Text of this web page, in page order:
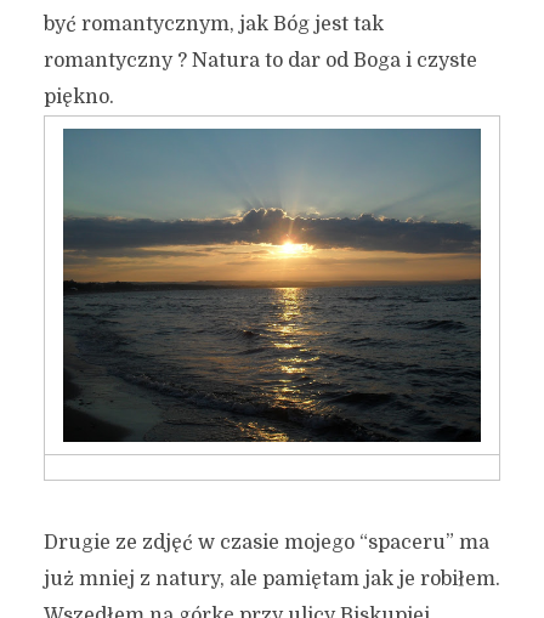
być romantycznym, jak Bóg jest tak
romantyczny ? Natura to dar od Boga i czyste
piękno.
Drugie ze zdjęć w czasie mojego “spaceru” ma
już mniej z natury, ale pamiętam jak je robiłem.